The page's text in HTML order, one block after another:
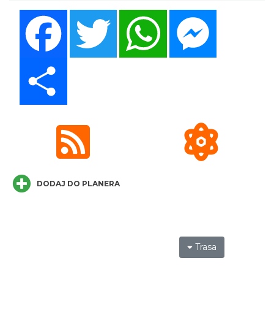
Muzeum Beskidzkim
2026-08-19
Twitter WhatsApp
DODAJ DO PLANERA
Trasa